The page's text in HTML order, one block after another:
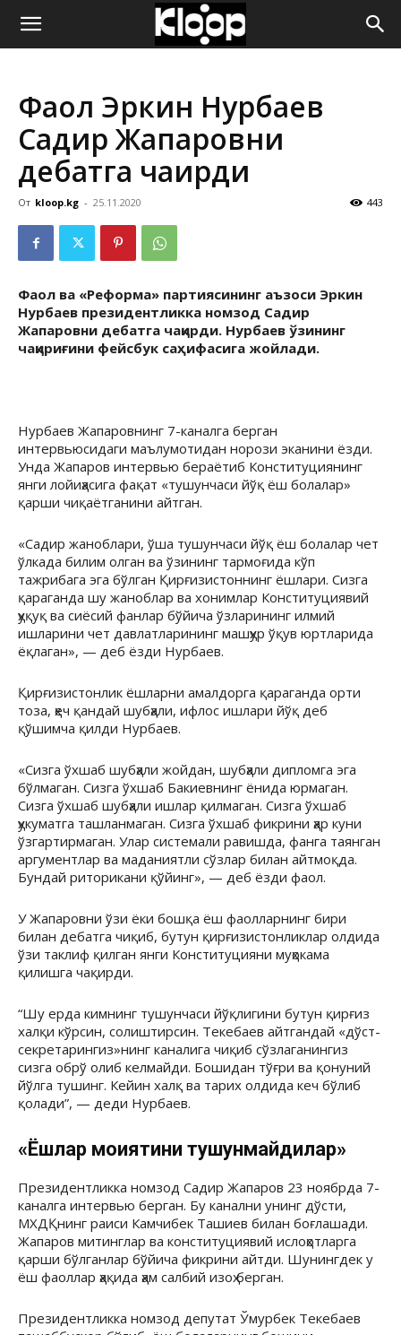
ҚИРҒИЗИСТОН
ЯНГИЛИКЛАРИ
Фаол Эркин Нурбаев
Садир Жапаровни
дебатга чақирди
От kloop.kg - 25.11.2020 443
Фаол ва «Реформа» партиясининг аъзоси Эркин
Нурбаев президентликка номзод Садир
Жапаровни дебатга чақирди. Нурбаев ўзининг
чақириғини фейсбук саҳифасига жойлади.
Нурбаев Жапаровнинг 7-каналга берган
интервьюсидаги маълумотидан норози эканини ёзди.
Унда Жапаров интервью бераётиб Конституциянинг
янги лойиҳасига фақат «тушунчаси йўқ ёш болалар»
қарши чиқаётганини айтган.
«Садир жаноблари, ўша тушунчаси йўқ ёш болалар чет
ўлкада билим олган ва ўзининг тармоғида кўп
тажрибага эга бўлган Қирғизистоннинг ёшлари. Сизга
қараганда шу жаноблар ва хонимлар Конституциявий
ҳуқуқ ва сиёсий фанлар бўйича ўзларининг илмий
ишларини чет давлатларининг машҳур ўқув юртларида
ёқлаган», — деб ёзди Нурбаев.
Қирғизистонлик ёшларни амалдорга қараганда орти
тоза, ҳеч қандай шубҳали, ифлос ишлари йўқ деб
қўшимча қилди Нурбаев.
«Сизга ўхшаб шубҳали жойдан, шубҳали дипломга эга
бўлмаган. Сизга ўхшаб Бакиевнинг ёнида юрмаган.
Сизга ўхшаб шубҳали ишлар қилмаган. Сизга ўхшаб
ҳукуматга ташланмаган. Сизга ўхшаб фикрини ҳар куни
ўзгартирмаган. Улар системали равишда, фанга таянган
аргументлар ва маданиятли сўзлар билан айтмоқда.
Бундай риторикани қўйинг», — деб ёзди фаол.
У Жапаровни ўзи ёки бошқа ёш фаолларнинг бири
билан дебатга чиқиб, бутун қирғизистонликлар олдида
ўзи таклиф қилган янги Конституцияни муҳокама
қилишга чақирди.
“Шу ерда кимнинг тушунчаси йўқлигини бутун қирғиз
халқи кўрсин, солиштирсин. Текебаев айтгандай «дўст-
секретарингиз»нинг каналига чиқиб сўзлаганингиз
сизга обрў олиб келмайди. Бошидан тўғри ва қонуний
йўлга тушинг. Кейин халқ ва тарих олдида кеч бўлиб
қолади”, — деди Нурбаев.
«Ёшлар моҳиятини тушунмайдилар»
Президентликка номзод Садир Жапаров 23 ноябрда 7-
каналга интервью берган. Бу канални унинг дўсти,
МХДҚнинг раиси Камчибек Ташиев билан боғлашади.
Жапаров митинглар ва конституциявий ислоҳотларга
қарши бўлганлар бўйича фикрини айтди. Шунингдек у
ёш фаоллар ҳақида ҳам салбий изоҳ берган.
Президентликка номзод депутат Ўмурбек Текебаев